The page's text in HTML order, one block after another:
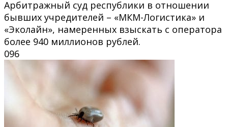
Арбитражный суд республики в отношении
бывших учредителей – «МКМ-Логистика» и
«Эколайн», намеренных взыскать с оператора
более 940 миллионов рублей.
096